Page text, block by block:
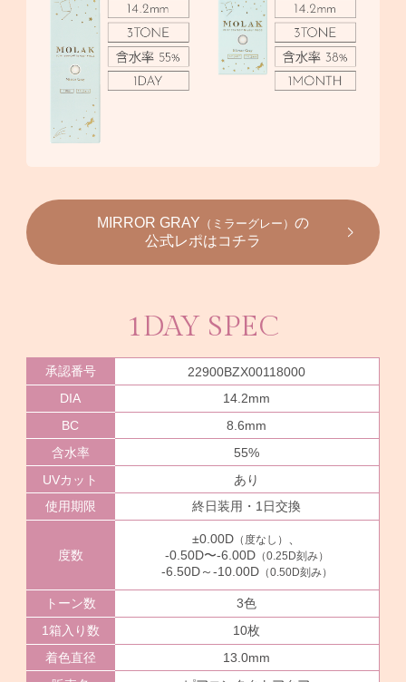
MIRROR GRAY （ミラーグレー） の
公式レポはコチラ
1DAY SPEC
承認番号
22900BZX00118000
DIA
14.2mm
BC
8.6mm
含水率
55%
UVカット
あり
使用期限
終日装用・1日交換
度数
±0.00D （度なし）
-0.50D〜-6.00D（0.25D刻み）
-6.50D～-10.00D（0.50D刻み）
トーン数
3色
1箱入り数
10枚
着色直径
13.0mm